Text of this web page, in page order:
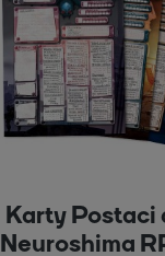
Karty Postaci
Neuroshima